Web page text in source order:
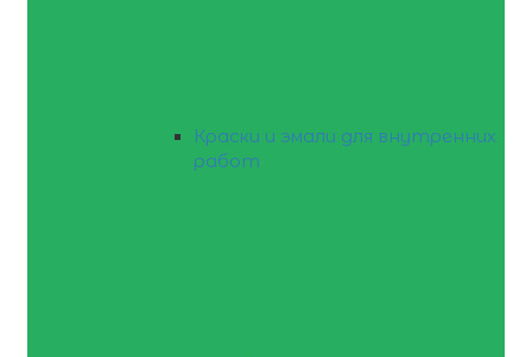
Краски и эмали для внутренних
работ